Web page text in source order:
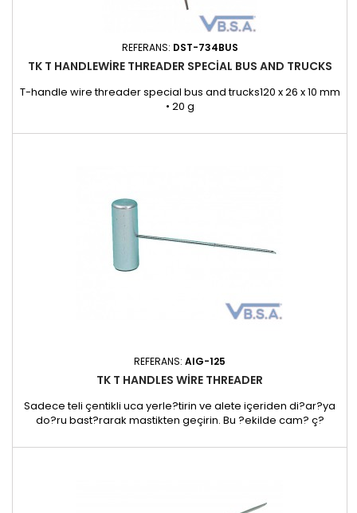
REFERANS: DST-734BUS
TK T HANDLEWIRE THREADER SPECIAL BUS AND TRUCKS
T-handle wire threader special bus and trucks120 x 26 x 10 mm
• 20 g
REFERANS: AIG-125
TK T HANDLES WIRE THREADER
Sadece teli çentikli uca yerle?tirin ve alete içeriden di?ar?ya
do?ru bast?rarak mastikten geçirin. Bu ?ekilde cam? ç?
bulundurun, böylece oyuk boru zarar görmeyecektir. - 120 x